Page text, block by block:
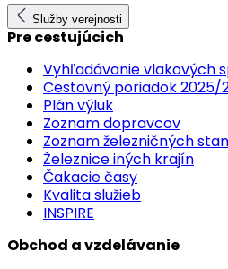
Služby verejnosti
Pre cestujúcich
Vyhľadávanie vlakových
Cestovný poriadok 2025/
Plán výluk
Zoznam dopravcov
Zoznam železničných
Železnice iných krajín
Čakacie časy
Kvalita služieb
INSPIRE
Obchod a vzdelávanie